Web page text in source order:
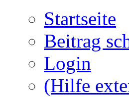
Startseite
Beitrag
Login
(Hilfe